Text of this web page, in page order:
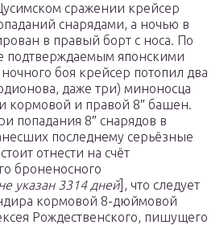
сражении крейсер
снарядами, а ночью в
в правый борт с носа. По
подтверждаемым японскими
боя крейсер потопил два
даже три) миноносца
кормовой и правой 8″ башен.
попадания 8″ снарядов в
последнему серьёзные
отнести на счёт
броненосного
указан 3314 дней], что следует
кормовой 8-дюймовой
Рождественского, пишущего